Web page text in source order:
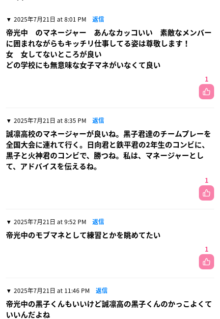
2025年7月21日 at 8:01 PM 返信
帝光中 のマネージャー あんなカッコいい 素敵なメンバー
に囲まれながらもキッチリ仕事してる姿は尊敬します！
女 女してないところが良い
どの学校にも無意味な女子マネがいなくて良い
1
2025年7月21日 at 8:35 PM 返信
誠凛高校のマネージャーが良いね。黒子君達のチームプレーを
全国大会に連れて行く。日向君と鉄平君の2年生のコンビに、
黒子と火神君のコンビで、勝つね。私は、マネージャーとし
て、アドバイスを伝えるね。
1
2025年7月21日 at 9:52 PM 返信
帝光中のモブマネとして練習とかを眺めてたい
1
2025年7月21日 at 11:46 PM 返信
帝光中の黒子くんもいいけど誠凛高の黒子くんのかっこよくて
いいんだよね